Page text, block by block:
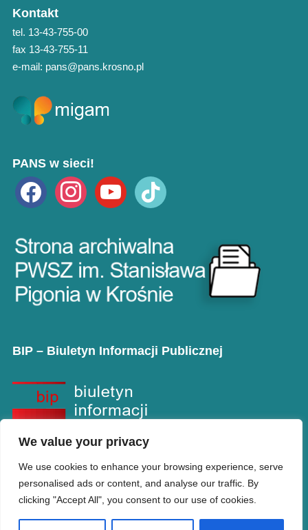
We value your privacy
We use cookies to enhance your browsing experience, serve
personalised ads or content, and analyse our traffic. By
clicking "Accept All", you consent to our use of cookies.
Kontakt
tel. 13-43-755-00
fax 13-43-755-11
e-mail: pans@pans.krosno.pl
PANS w sieci!
facebook instagramyoutube tiktok
BIP – Biuletyn Informacji Publicznej
Copyright © PANS w Krośnie